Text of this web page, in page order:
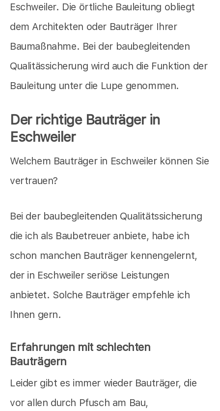
Eschweiler. Die örtliche Bauleitung obliegt
dem Architekten oder Bauträger Ihrer
Baumaßnahme. Bei der baubegleitenden
Qualitässicherung wird auch die Funktion der
Bauleitung unter die Lupe genommen.
Der richtige Bauträger in
Eschweiler
Welchem Bauträger in Eschweiler können Sie
vertrauen?
Bei der baubegleitenden Qualitätssicherung
die ich als Baubetreuer anbiete, habe ich
schon manchen Bauträger kennengelernt,
der in Eschweiler seriöse Leistungen
anbietet. Solche Bauträger empfehle ich
Ihnen gern.
Erfahrungen mit schlechten
Bauträgern
Leider gibt es immer wieder Bauträger, die
vor allen durch Pfusch am Bau,